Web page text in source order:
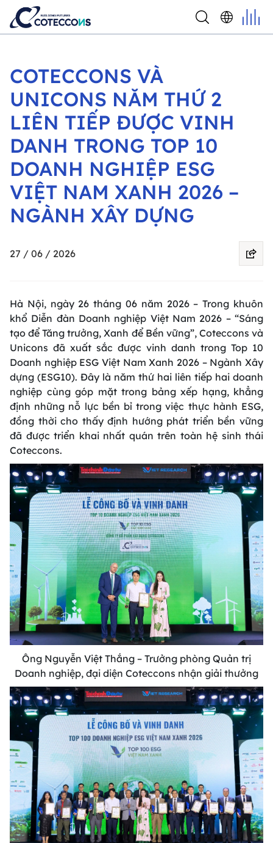
COTECCONS VÀ
UNICONS NĂM THỨ 2
LIÊN TIẾP ĐƯỢC VINH
DANH TRONG TOP 10
DOANH NGHIỆP ESG
VIỆT NAM XANH 2026 –
NGÀNH XÂY DỰNG
27 / 06 / 2026
Hà Nội, ngày 26 tháng 06 năm 2026 – Trong khuôn
khổ Diễn đàn Doanh nghiệp Việt Nam 2026 – “Sáng
tạo để Tăng trưởng, Xanh để Bền vững”, Coteccons và
Unicons đã xuất sắc được vinh danh trong Top 10
Doanh nghiệp ESG Việt Nam Xanh 2026 – Ngành Xây
dựng (ESG10). Đây là năm thứ hai liên tiếp hai doanh
nghiệp cùng góp mặt trong bảng xếp hạng, khẳng
định những nỗ lực bền bỉ trong việc thực hành ESG,
đồng thời cho thấy định hướng phát triển bền vững
đã được triển khai nhất quán trên toàn hệ sinh thái
Coteccons.
Ông Nguyễn Việt Thắng – Trưởng phòng Quản trị
Doanh nghiệp, đại diện Coteccons nhận giải thưởng